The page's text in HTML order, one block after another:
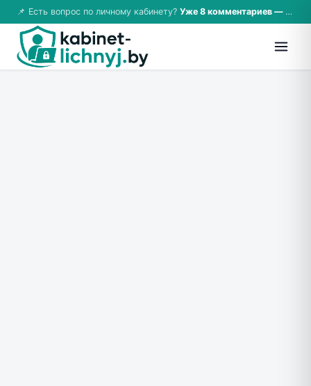
📌 Есть вопрос по личному кабинету? Уже 8 комментариев — возможно, ответ там!